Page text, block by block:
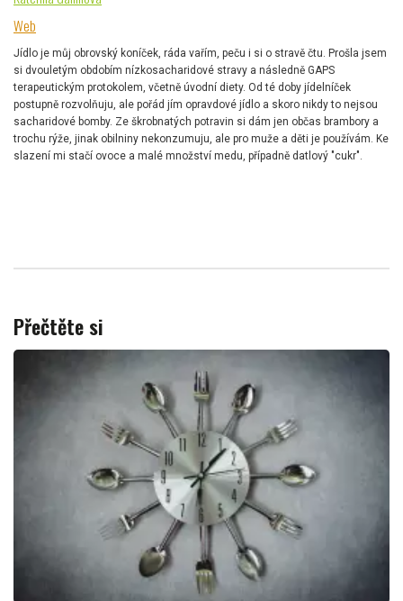
Web
Jídlo je můj obrovský koníček, ráda vařím, peču i si o stravě čtu. Prošla jsem
si dvouletým obdobím nízkosacharidové stravy a následně GAPS
terapeutickým protokolem, včetně úvodní diety. Od té doby jídelníček
postupně rozvolňuju, ale pořád jím opravdové jídlo a skoro nikdy to nejsou
sacharidové bomby. Ze škrobnatých potravin si dám jen občas brambory a
trochu rýže, jinak obilniny nekonzumuju, ale pro muže a děti je používám. Ke
slazení mi stačí ovoce a malé množství medu, případně datlový "cukr".
Přečtěte si